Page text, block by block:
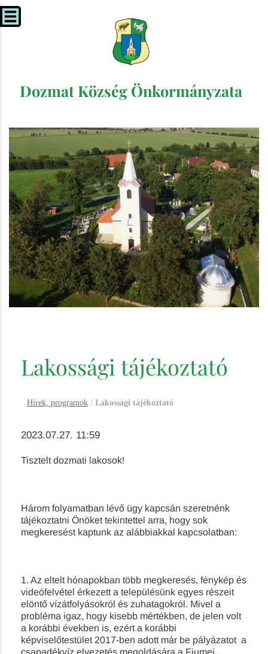
Dozmat Község Önkormányzata
Lakossági tájékoztató
Hírek, programok / Lakossági tájékoztató
2023.07.27. 11:59
Tisztelt dozmati lakosok!
Három folyamatban lévő ügy kapcsán szeretnénk
tájékoztatni Önöket tekintettel arra, hogy sok
megkeresést kaptunk az alábbiakkal kapcsolatban:
1. Az eltelt hónapokban több megkeresés, fénykép és
videófelvétel érkezett a településünk egyes részeit
elöntő vízátfolyásokról és zuhatagokról. Mivel a
probléma igaz, hogy kisebb mértékben, de jelen volt
a korábbi években is, ezért a korábbi
képviselőtestület 2017-ben adott már be pályázatot a
csapadékvíz elvezetés megoldására a Fiumei,